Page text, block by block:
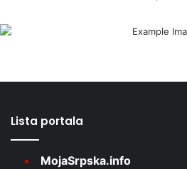
Lista portala
MojaSrpska.info